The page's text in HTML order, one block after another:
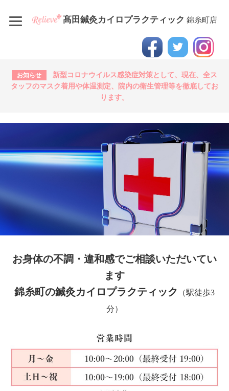
髙田鍼灸カイロプラクティック 錦糸町店
お知らせ
新型コロナウイルス感染症対策として、現在、全ス
タッフのマスク着用や体温測定、院内の衛生管理等を徹底してお
ります。
お身体の不調・違和感でご相談いただいてい
ます
錦糸町の鍼灸カイロプラクティック
（駅徒歩3
分）